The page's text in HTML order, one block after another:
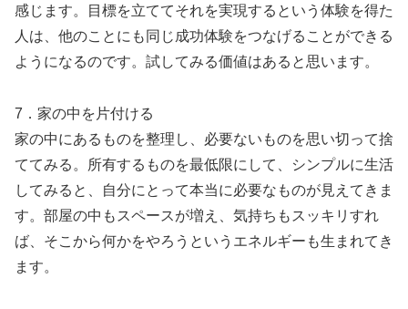
感じます。目標を立ててそれを実現するという体験を得た
人は、他のことにも同じ成功体験をつなげることができる
ようになるのです。試してみる価値はあると思います。
7．家の中を片付ける
家の中にあるものを整理し、必要ないものを思い切って捨
ててみる。所有するものを最低限にして、シンプルに生活
してみると、自分にとって本当に必要なものが見えてきま
す。部屋の中もスペースが増え、気持ちもスッキリすれ
ば、そこから何かをやろうというエネルギーも生まれてき
ます。